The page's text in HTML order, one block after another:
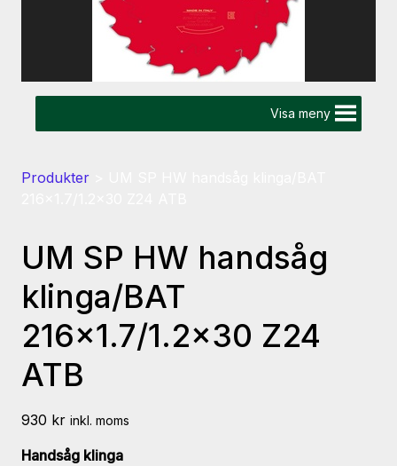
Visa meny
Produkter
UM SP HW handsåg
klinga/BAT
216×1.7/1.2×30 Z24
ATB
930 kr inkl. moms
Handsåg klinga